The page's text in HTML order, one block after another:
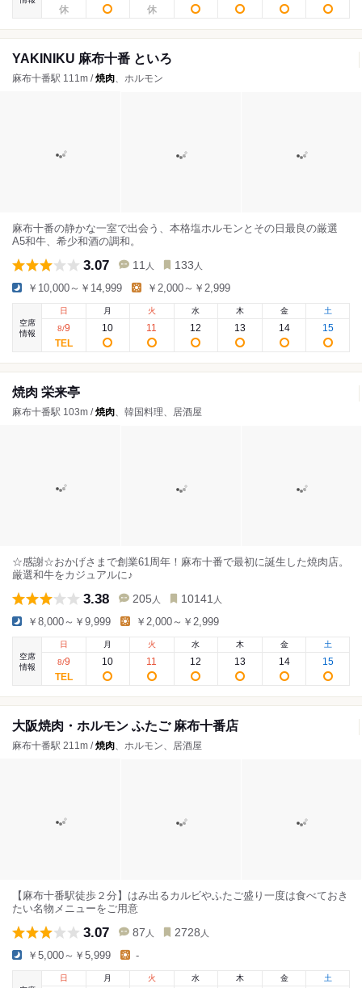
YAKINIKU 麻布十番 といろ
麻布十番駅 111m /焼肉、ホルモン
麻布十番の静かな一室で出会う、本格塩ホルモンとその日最良の厳選
A5和牛、希少和酒の調和。
3.07 11 人 133 人
￥10,000～￥14,999 ￥2,000～￥2,999
空席
情報
日
8/9
月
10
火
11
水
12
木
13
金
14
土
15
焼肉 栄来亭
麻布十番駅 103m /焼肉、韓国料理、居酒屋
☆感謝☆おかげさまで創業61周年！麻布十番で最初に誕生した焼肉店。
厳選和牛をカジュアルに♪
3.38 205 人 10141 人
￥8,000～￥9,999 ￥2,000～￥2,999
空席
情報
日
8/9
月
10
火
11
水
12
木
13
金
14
土
15
大阪焼肉・ホルモン ふたご 麻布十番店
麻布十番駅 211m /焼肉、ホルモン、居酒屋
【麻布十番駅徒歩２分】はみ出るカルビやふたご盛り一度は食べておき
たい名物メニューをご用意
3.07 87 人 2728 人
￥5,000～￥5,999 -
日
月 火 水 木 金 土